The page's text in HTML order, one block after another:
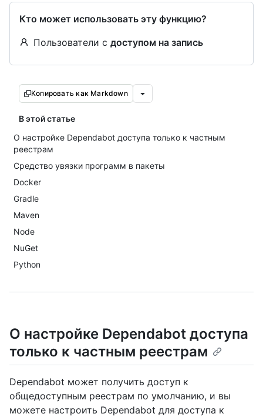
Кто может использовать эту функцию?
Пользователи с доступом на запись
Копировать как Markdown
В этой статье
О настройке Dependabot доступа только к частным
реестрам
Средство увязки программ в пакеты
Docker
Gradle
Maven
Node
NuGet
Python
О настройке Dependabot доступа
только к частным реестрам
Dependabot может получить доступ к
общедоступным реестрам по умолчанию, и вы
можете настроить Dependabot для доступа к